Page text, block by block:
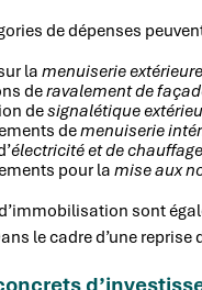
de dépenses
la menuiserie extérieure
deravalement de
designalétique
demenuiserie
électricité et de chauffage
pour lamise aux
sont
le cadre d’une